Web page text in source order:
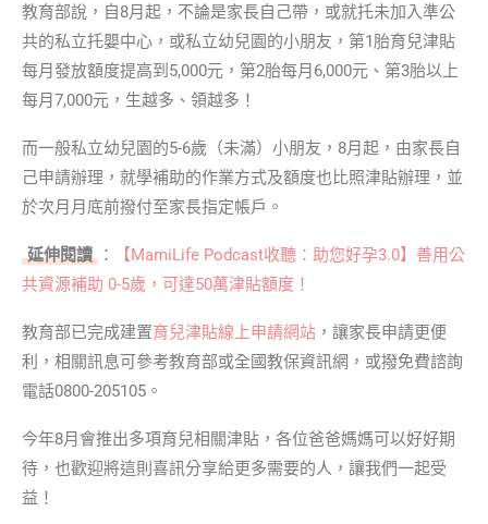
教育部說，自8月起，不論是家長自己帶，或就托未加入準公
共的私立托嬰中心，或私立幼兒園的小朋友，第1胎育兒津貼
每月發放額度提高到5,000元，第2胎每月6,000元、第3胎以上
每月7,000元，生越多、領越多！
而一般私立幼兒園的5-6歲（未滿）小朋友，8月起，由家長自
己申請辦理，就學補助的作業方式及額度也比照津貼辦理，並
於次月月底前撥付至家長指定帳戶。
延伸閱讀 ：
【MamiLife Podcast收聽：助您好孕3.0】善用公
共資源補助 0-5歲，可達50萬津貼額度！
教育部已完成建置育兒津貼線上申請網站 ，讓家長申請更便
利，相關訊息可參考教育部或全國教保資訊網，或撥免費諮詢
電話0800-205105。
今年8月會推出多項育兒相關津貼，各位爸爸媽媽可以好好期
待，也歡迎將這則喜訊分享給更多需要的人，讓我們一起受
益！